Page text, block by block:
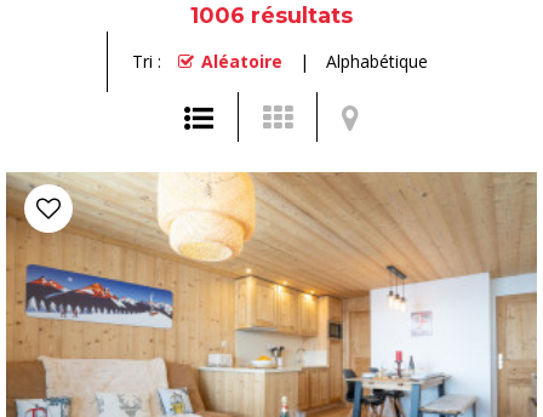
1006 résultats
Tri : Aléatoire Alphabétique